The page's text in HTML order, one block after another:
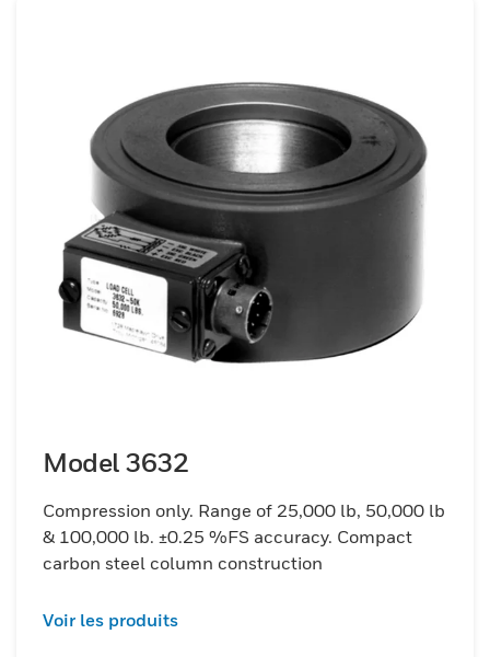
Model 3632
Compression only. Range of 25,000 lb, 50,000 lb
& 100,000 lb. ±0.25 %FS accuracy. Compact
carbon steel column construction
Voir les produits